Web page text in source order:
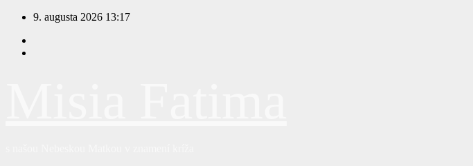
Prejsť
obsah
9. augusta 2026 13:17